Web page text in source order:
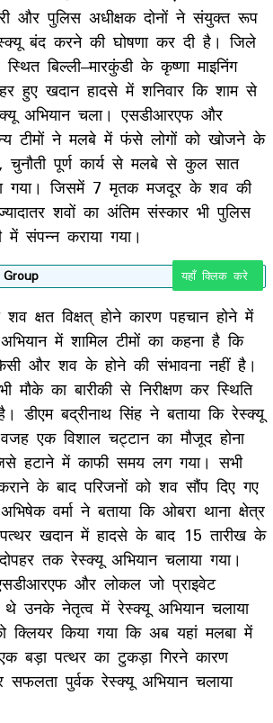
और पुलिस अधीक्षक दोनों ने संयुक्त रूप
बंद करने की घोषणा कर दी है। जिले
बिल्ली–मारकुंडी के कृष्णा माइनिंग
हुए खदान हादसे में शनिवार कि शाम से
अभियान चला। एसडीआरएफ और
टीमों ने मलबे में फंसे लोगों को खोजने के
चुनौती पूर्ण कार्य से मलबे से कुल सात
गया। जिसमें 7 मृतक मजदूर के शव की
शवों का अंतिम संस्कार भी पुलिस
संपन्न कराया गया।
यहाँ क्लिक करे
क्षत विक्षत् होने कारण पहचान होने में
में शामिल टीमों का कहना है कि
और शव के होने की संभावना नहीं है।
मौके का बारीकी से निरीक्षण कर स्थिति
डीएम बद्रीनाथ सिंह ने बताया कि रेस्क्यू
एक विशाल चट्टान का मौजूद होना
हटाने में काफी समय लग गया। सभी
के बाद परिजनों को शव सौंप दिए गए
वर्मा ने बताया कि ओबरा थाना क्षेत्र
खदान में हादसे के बाद 15 तारीख के
तक रेस्क्यू अभियान चलाया गया।
और लोकल जो प्राइवेट
थे उनके नेतृत्व में रेस्क्यू अभियान चलाया
किया गया कि अब यहां मलबा में
बड़ा पत्थर का टुकड़ा गिरने कारण
सफलता पुर्वक रेस्क्यू अभियान चलाया